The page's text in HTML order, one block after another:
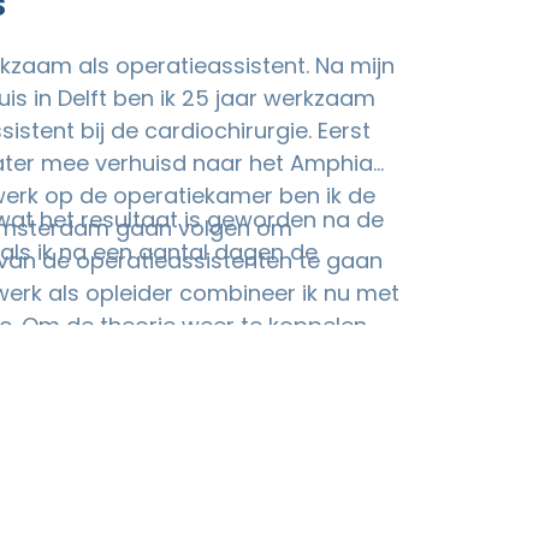
als operatieassistent. Na mijn
in Delft ben ik 25 jaar werkzaam
Eerst
mee verhuisd naar het Amphia
op de operatiekamer ben ik de
gaan volgen om
operatieassistenten te gaan
als opleider combineer ik nu met
het resultaat is geworden na de
ik na een aantal dagen de